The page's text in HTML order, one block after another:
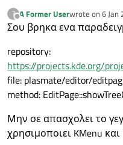
?
Offline
A Former Userwrote on 6 Jan
last edited by
Σου βρηκα ενα
repository:
https://projects.kde.org/
file: plasmate/editor/
method:
Μην σε απασχολει το
χρησιμοποιει KMenu